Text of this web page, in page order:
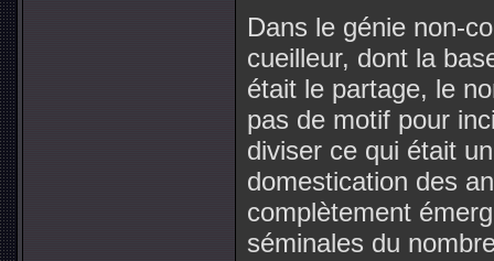
Dans le génie non-
cueilleur, dont la
était le partage, le
pas de motif pour
diviser ce qui était
domestication des
complètement
séminales du